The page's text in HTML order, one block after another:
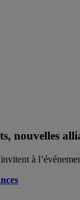
nouvelles
à